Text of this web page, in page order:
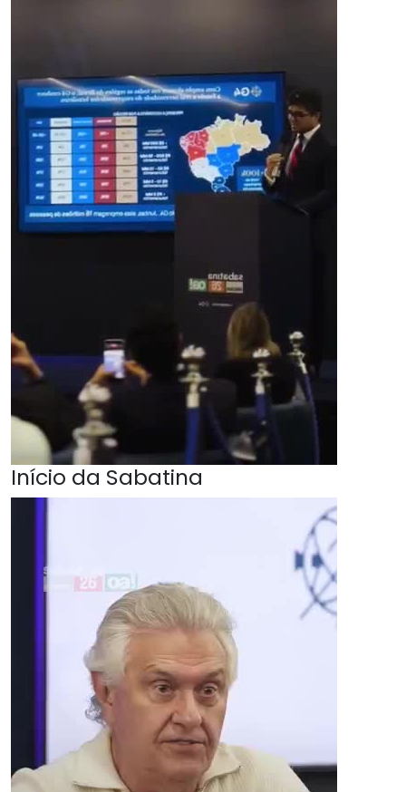
Início da Sabatina